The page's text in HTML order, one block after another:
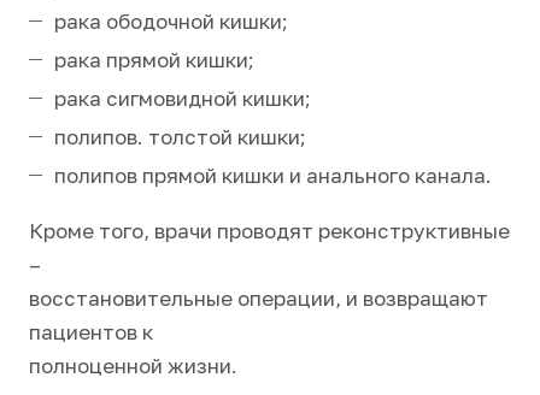
рака ободочной кишки;
рака прямой кишки;
рака сигмовидной кишки;
полипов. толстой кишки;
полипов прямой кишки и анального канала.
Кроме того, врачи проводят реконструктивные
–
восстановительные операции, и возвращают
пациентов к
полноценной жизни.